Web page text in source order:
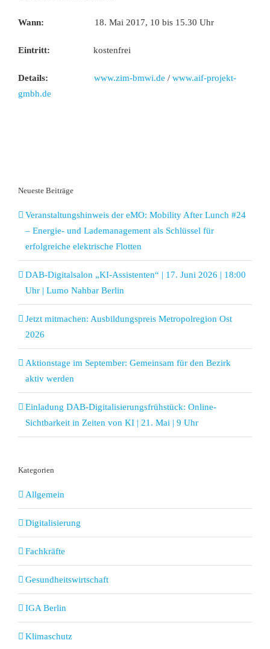
Wann: 18. Mai 2017, 10 bis 15.30 Uhr
Eintritt: kostenfrei
Details: www.zim-bmwi.de / www.aif-projekt-
gmbh.de
Neueste Beiträge
Veranstaltungshinweis der eMO: Mobility After Lunch #24
– Energie- und Lademanagement als Schlüssel für
erfolgreiche elektrische Flotten
DAB-Digitalsalon „KI-Assistenten“ | 17. Juni 2026 | 18:00
Uhr | Lumo Nahbar Berlin
Jetzt mitmachen: Ausbildungspreis Metropolregion Ost
2026
Aktionstage im September: Gemeinsam für den Bezirk
aktiv werden
Einladung DAB-Digitalisierungsfrühstück: Online-
Sichtbarkeit in Zeiten von KI | 21. Mai | 9 Uhr
Kategorien
Allgemein
Digitalisierung
Fachkräfte
Gesundheitswirtschaft
IGA Berlin
Klimaschutz